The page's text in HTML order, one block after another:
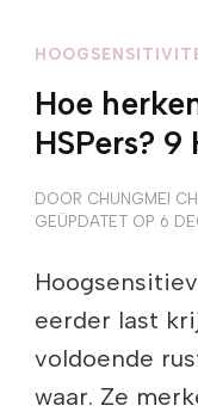
Hoe
HSPers?
DOOR CHUNGMEI
GEÜPDATET OP 6
eerder last
voldoende
waar. Ze